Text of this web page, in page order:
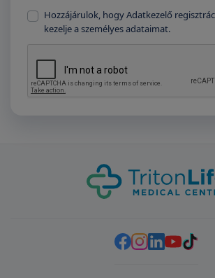
Hozzájárulok, hogy Adatkezelő
kezelje a személyes adataimat.